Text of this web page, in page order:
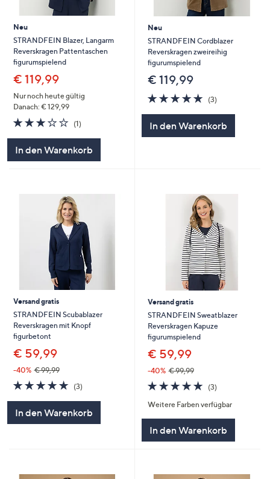
diese
anzuzeigen.
Neu
STRANDFEIN Blazer, Langarm
Reverskragen Pattentaschen
figurumspielend
€ 119,99
Nur noch heute gültig
Danach: € 129,99
3.0
von
(1)1
In den Warenkorb
Neu
STRANDFEIN Cordblazer
Reverskragen zweireihig
figurumspielend
€ 119,99
4.7
von
(3)3
In den Warenkorb
Versand gratis
STRANDFEIN Scubablazer
Reverskragen mit Knopf
figurbetont
€ 59,99
-40% € 99,99
5.0
von
(3)3
In den Warenkorb
Versand gratis
STRANDFEIN Sweatblazer
Reverskragen Kapuze
figurumspielend
€ 59,99
-40% € 99,99
5.0
von
5
(3)3
Weitere Farben verfügbar
In den Warenkorb